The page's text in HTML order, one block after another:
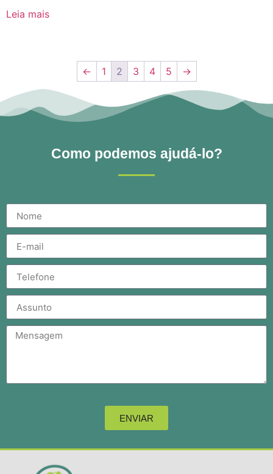
Leia mais
← 1 2 3 4 5 →
Como podemos ajudá-lo?
ENVIAR